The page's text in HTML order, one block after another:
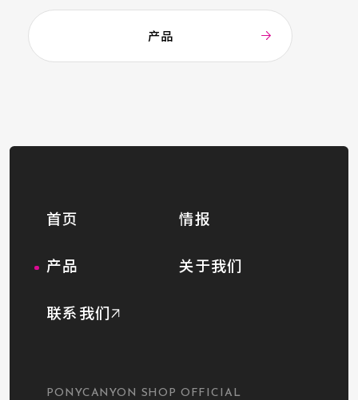
产品
首页 情报
产品 关于我们
联系我们
PONYCANYON SHOP OFFICIAL